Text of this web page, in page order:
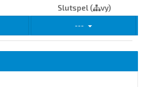
Slutspel ( vy)
---